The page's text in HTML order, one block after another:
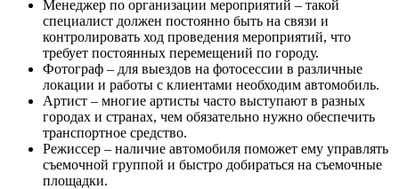
Менеджер по организации мероприятий – такой
специалист должен постоянно быть на связи и
контролировать ход проведения мероприятий, что
требует постоянных перемещений по городу.
Фотограф – для выездов на фотосессии в различные
локации и работы с клиентами необходим автомобиль.
Артист – многие артисты часто выступают в разных
городах и странах, чем обязательно нужно обеспечить
транспортное средство.
Режиссер – наличие автомобиля поможет ему управлять
съемочной группой и быстро добираться на съемочные
площадки.